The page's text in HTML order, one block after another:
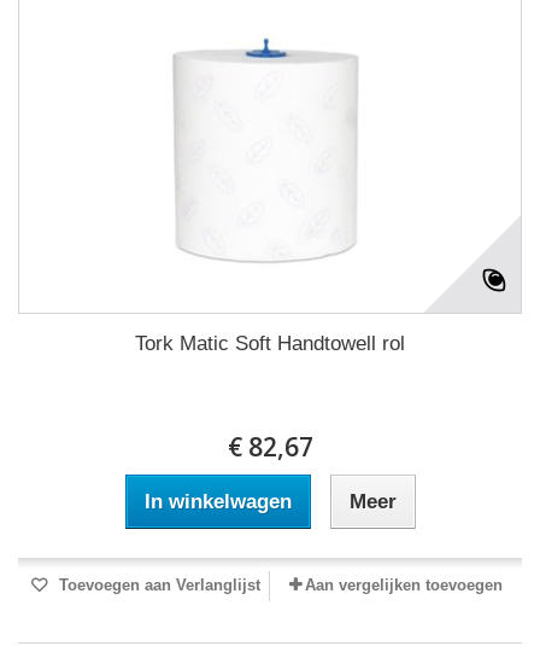
Tork Matic Soft Handtowell rol
€ 82,67
In winkelwagen Meer
Toevoegen aan Verlanglijst Aan vergelijken toevoegen